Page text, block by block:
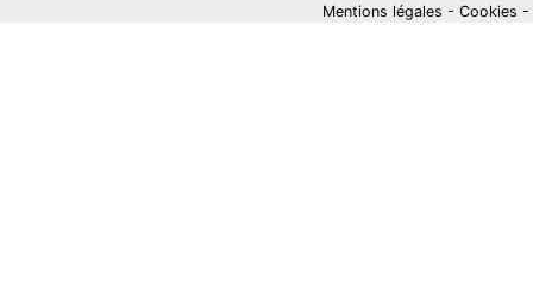
Mentions légales - Cookies -